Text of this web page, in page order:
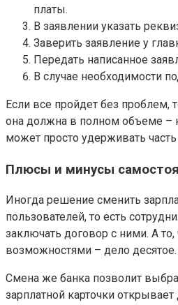
платы.
В заявлении указать
Заверить заявление у
Передать написанное
В случае необходимости
Если все пройдет без проблем,
она должна в полном объеме –
может просто удерживать
Плюсы и минусы
Иногда решение сменить
пользователей, то есть
заключать договор с ними. А
возможностями – дело десятое.
Смена же банка позволит
зарплатной карточки